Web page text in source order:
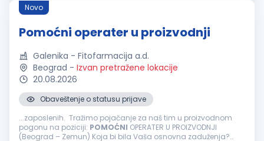
Novo
Pomoćni operater u proizvodnji
Galenika - Fitofarmacija a.d.
Beograd - Izvan pretražene lokacije
20.08.2026
Obaveštenje o statusu prijave
...zaposlenih. Tražimo pojačanje za naš tim u proizvodnom
pogonu na poziciji: POMOĆNI OPERATER U PROIZVODNJI
(Beograd – Zemun) Koja bi bila Vaša osnovna zaduženja?